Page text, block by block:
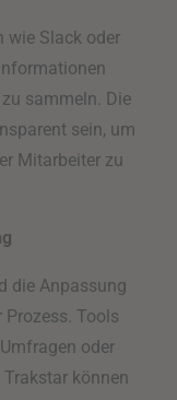
wie Slack oder
sammeln. Die
sein, um
Mitarbeiter zu
die Anpassung
Tools
oder
können